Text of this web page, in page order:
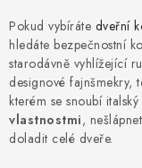
KLIKY S LOŽISKEM
KLIKY - EASY LOCK
CHYTRÉ KLIKY
Pokud vybíráte dveřní
hledáte bezpečnostní
starodávně vyhlížející
designové fajnšmekry,
kterém se snoubí
vlastnostmi,
doladit celé dveře.